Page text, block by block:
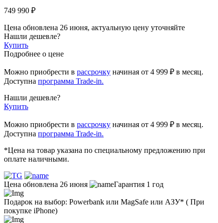
749 990 ₽
Цена обновлена 26 июня, актуальную цену уточняйте
Нашли дешевле?
Купить
Подробнее о цене
Можно приобрести в рассрочку начиная от 4 999 ₽ в месяц.
Доступна программа Trade-in.
Нашли дешевле?
Купить
Можно приобрести в рассрочку начиная от 4 999 ₽ в месяц.
Доступна программа Trade-in.
*Цена на товар указана по специальному предложению при
оплате наличными.
Цена обновлена 26 июня Гарантия 1 год
Подарок на выбор: Powerbank или MagSafe или AЗУ* ( При
покупке iPhone)